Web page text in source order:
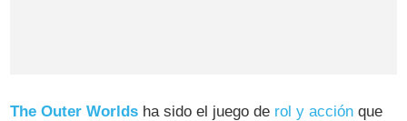
The Outer Worlds ha sido el juego de rol y acción que